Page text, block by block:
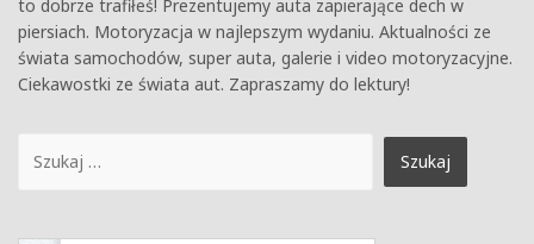
to dobrze trafiłeś! Prezentujemy auta zapierające dech w
piersiach. Motoryzacja w najlepszym wydaniu. Aktualności ze
świata samochodów, super auta, galerie i video motoryzacyjne.
Ciekawostki ze świata aut. Zapraszamy do lektury!